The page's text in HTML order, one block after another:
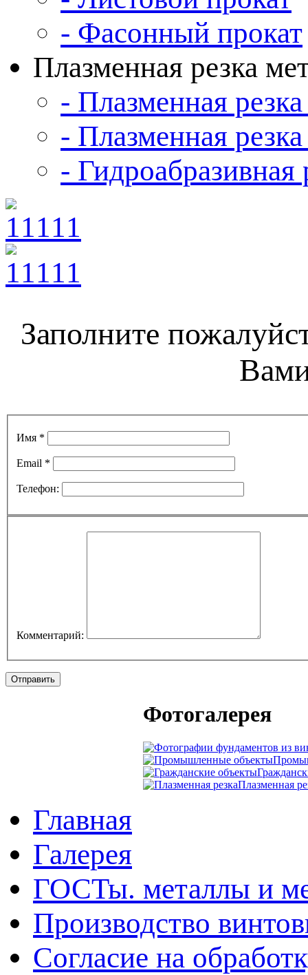
- Фасонный прокат
Плазменная резка
- Плазменная
- Плазменная
- Гидроабразивная
Заполните
Имя *
Email *
Телефон:
Комментарий:
Отправить
Фотогалерея
Плазменная
Главная
Галерея
ГОСТы. металлы и
Производство
Согласие на